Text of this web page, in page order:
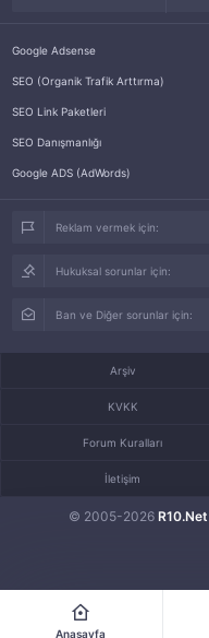
Google Adsense
SEO (Organik Trafik Arttırma)
SEO Link Paketleri
SEO Danışmanlığı
Google ADS (AdWords)
Reklam vermek için:
Hukuksal sorunlar için:
Ban ve Diğer sorunlar için:
© 2005-2026 R10.Net
Arşiv
KVKK
Forum Kuralları
İletişim
Anasayfa